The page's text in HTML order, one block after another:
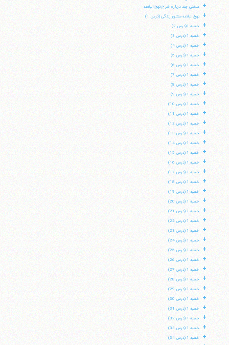
+ سخنی چند درباره شرح نهج البلاغه
+ نهج البلاغه منشور زندگی (درس 1)
+ خطبه 1(درس 2)
+ خطبه 1 (درس 3)
+ خطبه 1 (درس 4)
+ خطبه 1 (درس 5)
+ خطبه 1 (درس 6)
+ خطبه 1 (درس 7)
+ خطبه 1 (درس 8)
+ خطبه 1 (درس 9)
+ خطبه 1 (درس 10)
+ خطبه 1 (درس 11)
+ خطبه 1 (درس 12)
+ خطبه 1 (درس 13)
+ خطبه 1 (درس 14)
+ خطبه 1 (درس 15)
+ خطبه 1 (درس 16)
+ خطبه 1 (درس 17)
+ خطبه 1 (درس 18)
+ خطبه 1 (درس 19)
+ خطبه 1 (درس 20)
+ خطبه 1 (درس 21)
+ خطبه 1 (درس 22)
+ خطبه 1 (درس 23)
+ خطبه 1 (درس 24)
+ خطبه 1 (درس 25)
+ خطبه 1 (درس 26)
+ خطبه 1 (درس 27)
+ خطبه 1 (درس 28)
+ خطبه 1 (درس 29)
+ خطبه 1 (درس 30)
+ خطبه 1 (درس 31)
+ خطبه 1 (درس 32)
+ خطبه 1 (درس 33)
+ خطبه 1 (درس 34)